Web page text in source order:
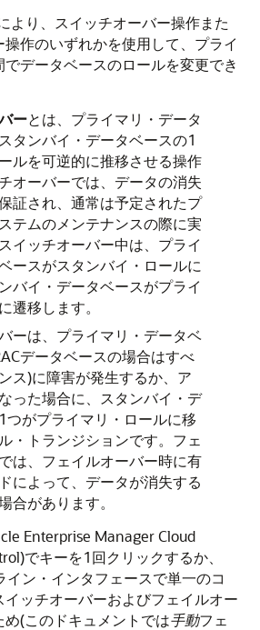
より、スイッチオーバー操作また
作のいずれかを使用して、プライ
データベースのロールを変更でき
ーとは、プライマリ・データ
タンバイ・データベースの1
ルを可逆的に推移させる操作
オーバーでは、データの消失
証され、通常は予定されたプ
テムのメンテナンスの際に実
イッチオーバー中は、プライ
ースがスタンバイ・ロールに
バイ・データベースがプライ
遷移します。
ーは、プライマリ・データベ
データベースの場合はすべ
ス)に障害が発生するか、ア
った場合に、スタンバイ・デ
つがプライマリ・ロールに移
・トランジションです。フェ
は、フェイルオーバー時に有
によって、データが消失する
合があります。
Enterprise Manager Cloud
でキーを1回クリックするか、
イン・インタフェースで単一のコ
ッチオーバーおよびフェイルオー
(このドキュメントでは手動フェ